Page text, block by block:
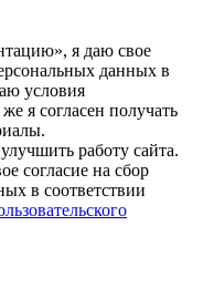
я даю свое
данных в
условия
же я согласен получать
работу сайта.
согласие на сбор
в соответствии